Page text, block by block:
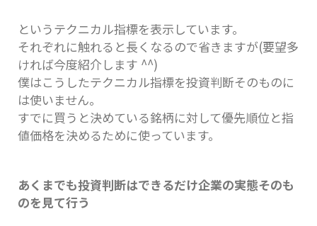
というテクニカル指標を表示しています。
それぞれに触れると長くなるので省きますが(要望多
ければ今度紹介します ^^)
僕はこうしたテクニカル指標を投資判断そのものに
は使いません。
すでに買うと決めている銘柄に対して優先順位と指
値価格を決めるために使っています。
あくまでも投資判断はできるだけ企業の実態そのも
のを見て行う